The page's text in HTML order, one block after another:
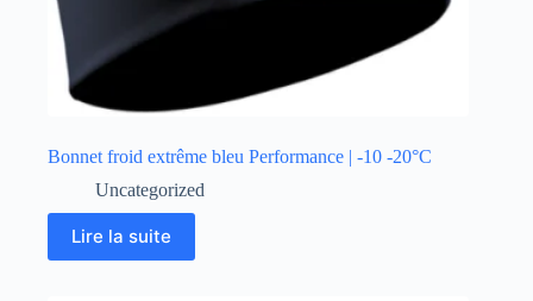
Bonnet froid extrême bleu Performance | -10 -20°C
Uncategorized
Lire la suite